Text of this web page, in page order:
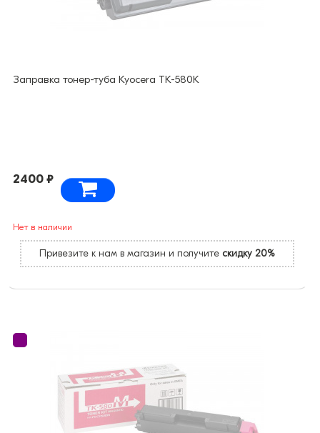
Заправка тонер-туба Kyocera TK-580K
2400 ₽
Нет в наличии
Привезите к нам в магазин и получите скидку 20%